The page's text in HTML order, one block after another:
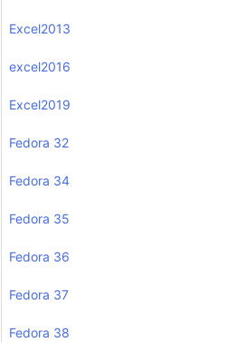
Excel2013
excel2016
Excel2019
Fedora 32
Fedora 34
Fedora 35
Fedora 36
Fedora 37
Fedora 38